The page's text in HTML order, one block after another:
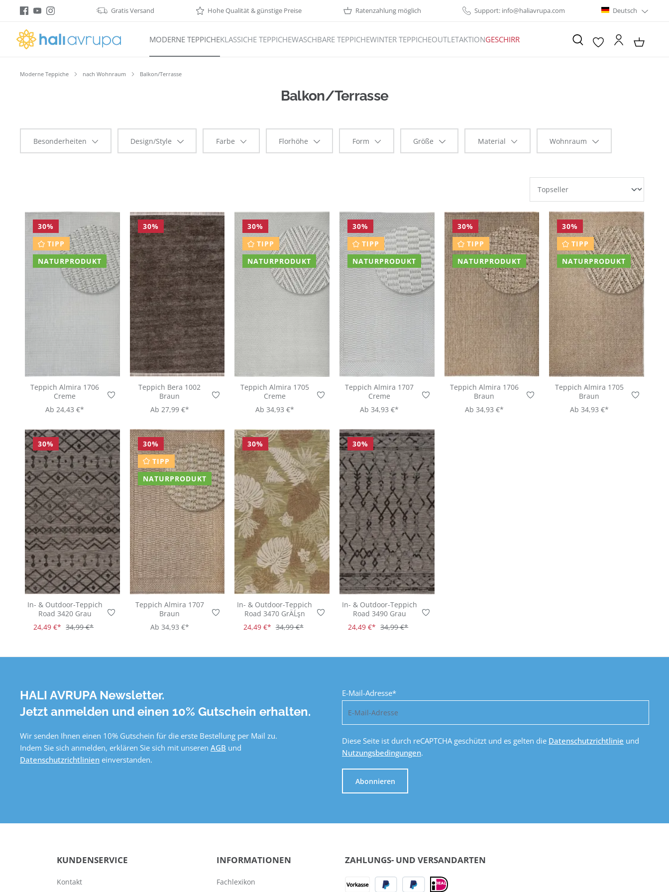
Zur Hauptnavigation springen
Gratis Versand Hohe Qualität & günstige Preise Ratenzahlung möglich Support: info@haliavrupa.com Deutsch
MODERNE TEPPICHEKLASSICHE TEPPICHEWASCHBARE TEPPICHEWINTER TEPPICHEOUTLETAKTIONGESCHIRR
Moderne Teppiche nach Wohnraum Balkon/Terrasse
Balkon/Terrasse
Besonderheiten Design/Style Farbe Florhöhe Form Größe Material Wohnraum
30%
TIPP
NATURPRODUKT
Teppich Almira 1706
Creme
Ab 24,43 €*
30%
Teppich Bera 1002
Braun
Ab 27,99 €*
30%
TIPP
NATURPRODUKT
Teppich Almira 1705
Creme
Ab 34,93 €*
30%
TIPP
NATURPRODUKT
Teppich Almira 1707
Creme
Ab34,93 €*
30%
TIPP
NATURPRODUKT
Teppich Almira 1706
Braun
Ab 34,93 €*
30%
TIPP
NATURPRODUKT
Teppich Almira 1705
Braun
Ab 34,93 €*
30%
In- & Outdoor-Teppich
Road 3420 Grau
24,49 €* 34,99 €*
30%
TIPP
NATURPRODUKT
Teppich Almira 1707
Braun
Ab 34,93 €*
30%
In- & Outdoor-Teppich
Road 3470 GrÄĹşn
24,49 €* 34,99 €*
30%
In- & Outdoor-Teppich
Road 3490 Grau
24,49 €* 34,99 €*
HALI AVRUPA Newsletter.
Jetzt anmelden und einen 10% Gutschein erhalten.
Wir senden Ihnen einen 10% Gutschein für die erste Bestellung per Mail zu.
Indem Sie sich anmelden, erklären Sie sich mit unseren AGB und
Datenschutzrichtlinien einverstanden.
E-Mail-Adresse*
Diese Seite ist durch reCAPTCHA geschützt und es gelten die Datenschutzrichtlinie und
Nutzungsbedingungen.
Abonnieren
KUNDENSERVICE
Kontakt
INFORMATIONEN
Fachlexikon
ZAHLUNGS- UND VERSANDARTEN